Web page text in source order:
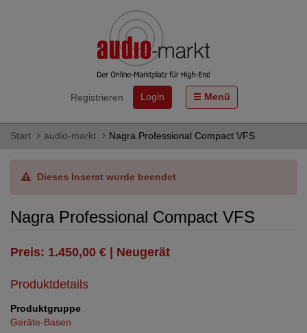
Registrieren Login Menü
Start audio-markt Nagra Professional Compact VFS
Dieses Inserat wurde beendet
Nagra Professional Compact VFS
Preis: 1.450,00 € | Neugerät
Produktdetails
Produktgruppe
Geräte-Basen